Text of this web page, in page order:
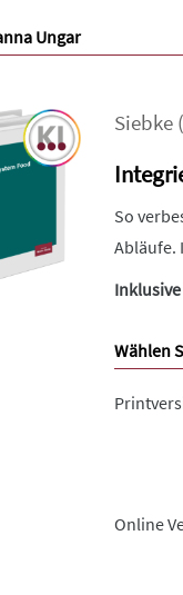
Ungar
Siebke
So
Abläufe.
Inklusive
Wählen
Online